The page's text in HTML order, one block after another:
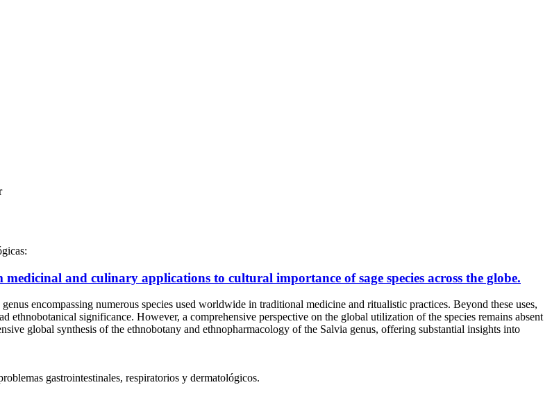
and culinary applications to cultural importance of sage species across the globe.
encompassing numerous species used worldwide in traditional medicine and ritualistic practices. Beyond these uses,
ethnobotanical significance. However, a comprehensive perspective on the global utilization of the species remains absent
global synthesis of the ethnobotany and ethnopharmacology of the Salvia genus, offering substantial insights into
gastrointestinales, respiratorios y dermatológicos.